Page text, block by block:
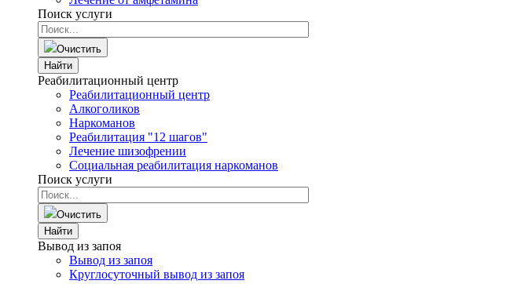
Поиск услуги
Очистить
Найти
Реабилитационный центр
Реабилитационный центр
Алкоголиков
Наркоманов
Реабилитация "12 шагов"
Лечение шизофрении
Социальная реабилитация наркоманов
Поиск услуги
Очистить
Найти
Вывод из запоя
Вывод из запоя
Круглосуточный вывод из запоя